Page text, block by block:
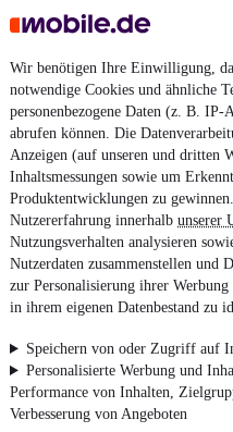
Wir benötigen Ihre Einwilligung,
notwendige Cookies und ähnliche
personenbezogene Daten (z. B. IP-
abrufen können. Die
Anzeigen (auf unseren und dritten
Inhaltsmessungen sowie um
Produktentwicklungen zu
Nutzererfahrung innerhalb unserer
Nutzungsverhalten analysieren
Nutzerdaten zusammenstellen und
zur Personalisierung ihrer
in ihrem eigenen Datenbestand zu
Speichern von oder Zugriff auf
Personalisierte Werbung und
Performance von Inhalten,
Verbesserung von Angeboten
AGB
Datenschutz
Datenschutzeinstellungen
Erklärung zur Barrierefreiheit
Report Security Vulnerability
Powered
Noch mehrneue Autos